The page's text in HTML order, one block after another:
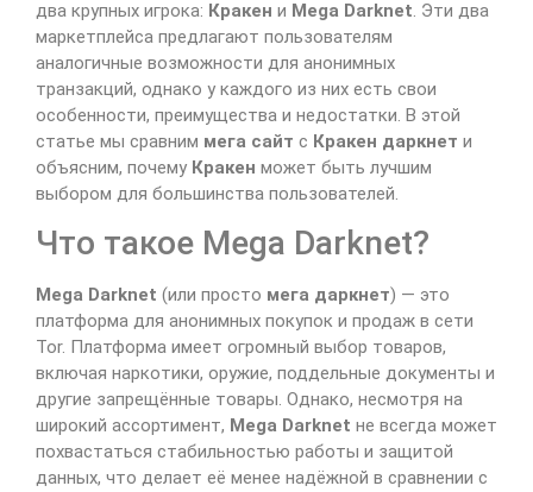
два крупных игрока: Кракен и Mega Darknet. Эти два
маркетплейса предлагают пользователям
аналогичные возможности для анонимных
транзакций, однако у каждого из них есть свои
особенности, преимущества и недостатки. В этой
статье мы сравним мега сайт с Кракен даркнет и
объясним, почему Кракен может быть лучшим
выбором для большинства пользователей.
Что такое Mega Darknet?
Mega Darknet (или просто мега даркнет) — это
платформа для анонимных покупок и продаж в сети
Tor. Платформа имеет огромный выбор товаров,
включая наркотики, оружие, поддельные документы и
другие запрещённые товары. Однако, несмотря на
широкий ассортимент, Mega Darknet не всегда может
похвастаться стабильностью работы и защитой
данных, что делает её менее надёжной в сравнении с